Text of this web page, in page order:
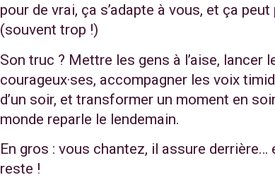
pour de vrai, ça s’adapte à vous, et ça
(souvent trop !)
Son truc ? Mettre les gens à l’aise, lancer
courageux·ses, accompagner les voix
d’un soir, et transformer un moment en
monde reparle le lendemain.
En gros : vous chantez, il assure derrière…
reste !